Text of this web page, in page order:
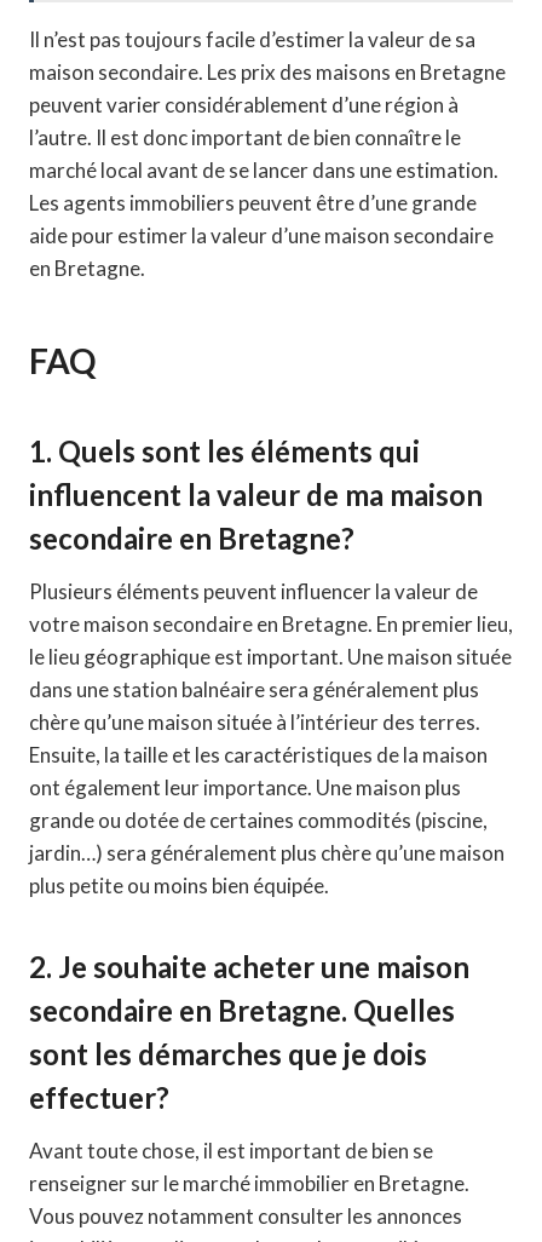
Il n’est pas toujours facile d’estimer la valeur de sa
maison secondaire. Les prix des maisons en Bretagne
peuvent varier considérablement d’une région à
l’autre. Il est donc important de bien connaître le
marché local avant de se lancer dans une estimation.
Les agents immobiliers peuvent être d’une grande
aide pour estimer la valeur d’une maison secondaire
en Bretagne.
FAQ
1. Quels sont les éléments qui
influencent la valeur de ma maison
secondaire en Bretagne?
Plusieurs éléments peuvent influencer la valeur de
votre maison secondaire en Bretagne. En premier lieu,
le lieu géographique est important. Une maison située
dans une station balnéaire sera généralement plus
chère qu’une maison située à l’intérieur des terres.
Ensuite, la taille et les caractéristiques de la maison
ont également leur importance. Une maison plus
grande ou dotée de certaines commodités (piscine,
jardin…) sera généralement plus chère qu’une maison
plus petite ou moins bien équipée.
2. Je souhaite acheter une maison
secondaire en Bretagne. Quelles
sont les démarches que je dois
effectuer?
Avant toute chose, il est important de bien se
renseigner sur le marché immobilier en Bretagne.
Vous pouvez notamment consulter les annonces